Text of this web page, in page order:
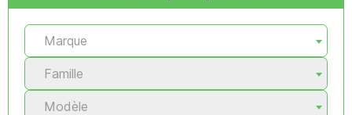
Marque
Famille
Modèle